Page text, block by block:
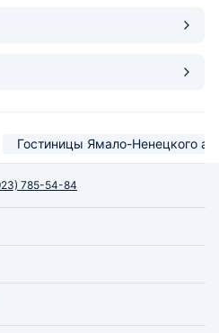
Гостиницы Ямало-Ненецкого
785-54-84